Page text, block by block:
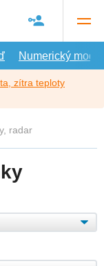
Numerický model
zítra teploty
radar